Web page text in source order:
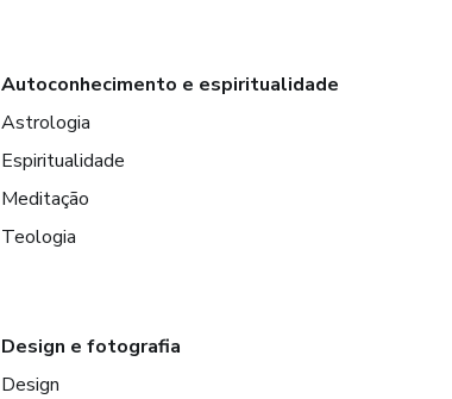
Autoconhecimento e espiritualidade
Astrologia
Espiritualidade
Meditação
Teologia
Design e fotografia
Design